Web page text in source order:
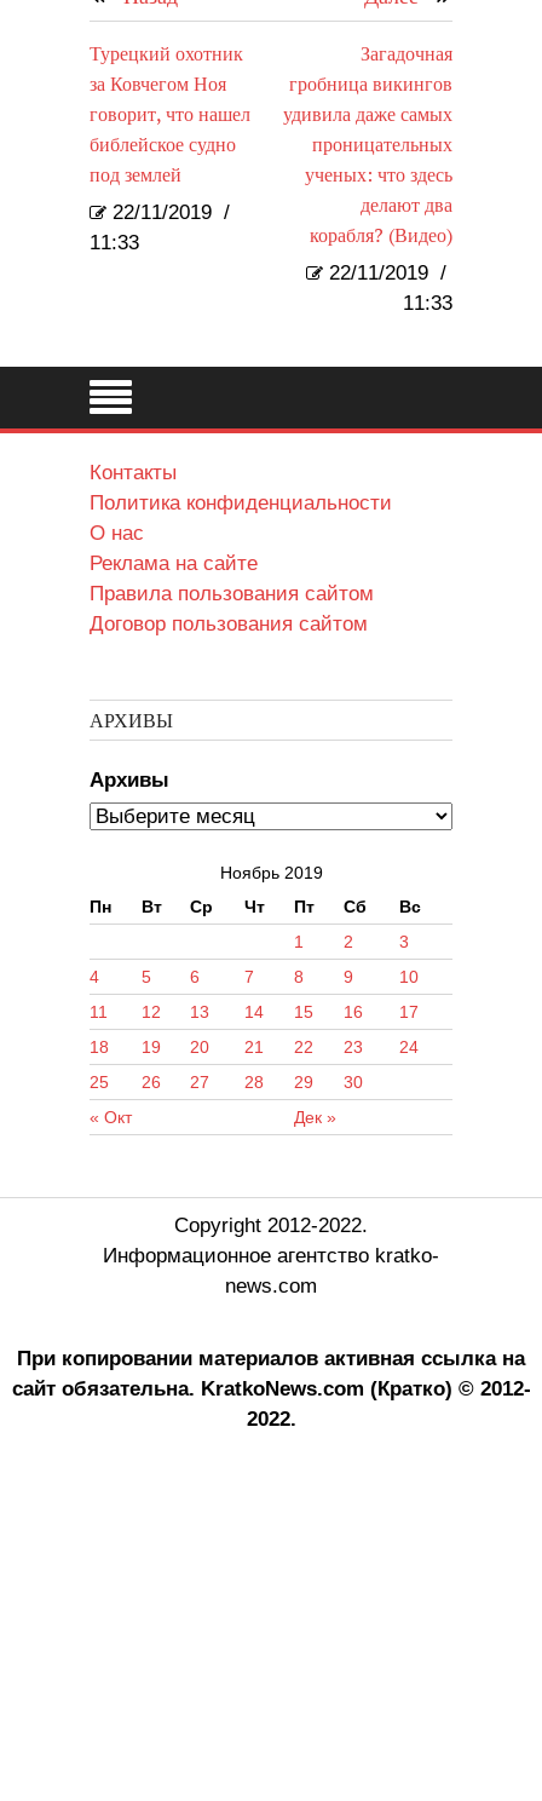
Турецкий охотник
за Ковчегом Ноя
говорит, что нашел
библейское судно
под землей
22/11/2019 /
11:33
Загадочная
гробница викингов
удивила даже самых
проницательных
ученых: что здесь
делают два
корабля? (Видео)
22/11/2019 /
11:33
Контакты
Политика конфиденциальности
О нас
Реклама на сайте
Правила пользования сайтом
Договор пользования сайтом
АРХИВЫ
Архивы
Ноябрь 2019
Пн
Вт Ср Чт Пт Сб Вс
« Окт Дек »
1 2
3
4
5 6 7 8 9
10
11
12 13 14 15 16
17
18
19 20 21 22 23
24
25
26 27 28 29 30
Copyright 2012-2022.
Информационное агентство kratko-
news.com
При копировании материалов активная ссылка на
сайт обязательна. KratkoNews.com (Кратко) © 2012-
2022.